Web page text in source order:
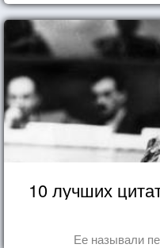
10 лучших
Ее называли